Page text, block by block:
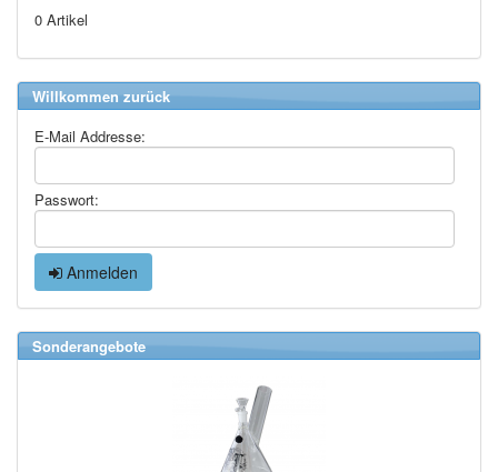
0 Artikel
Willkommen zurück
E-Mail Addresse:
Passwort:
Anmelden
Sonderangebote